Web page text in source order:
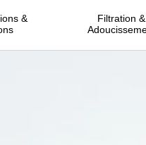
&
Filtration &